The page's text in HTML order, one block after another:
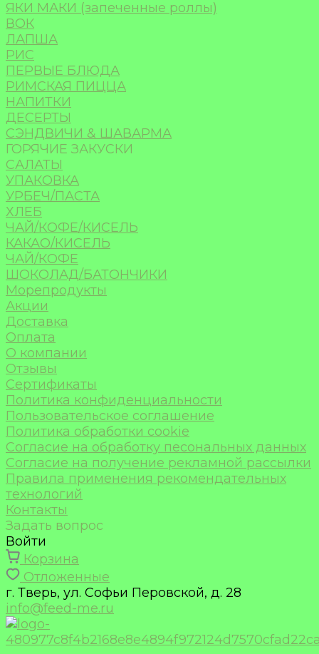
ЯКИ МАКИ (запеченные роллы)
ВОК
ЛАПША
РИС
ПЕРВЫЕ БЛЮДА
РИМСКАЯ ПИЦЦА
НАПИТКИ
ДЕСЕРТЫ
СЭНДВИЧИ & ШАВАРМА
ГОРЯЧИЕ ЗАКУСКИ
САЛАТЫ
УПАКОВКА
УРБЕЧ/ПАСТА
ХЛЕБ
ЧАЙ/КОФЕ/КИСЕЛЬ
КАКАО/КИСЕЛЬ
ЧАЙ/КОФЕ
ШОКОЛАД/БАТОНЧИКИ
Морепродукты
Акции
Доставка
Оплата
О компании
Отзывы
Сертификаты
Политика конфиденциальности
Пользовательское соглашение
Политика обработки cookie
Согласие на обработку песональных данных
Согласие на получение рекламной рассылки
Правила применения рекомендательных
технологий
Контакты
Задать вопрос
Войти
Корзина
Отложенные
г. Тверь, ул. Софьи Перовской, д. 28
info@feed-me.ru